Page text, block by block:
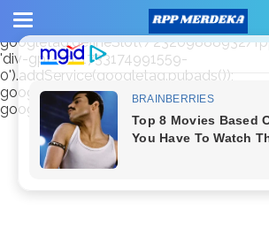
window.googletag = window.googletag ||
googletag.cmd.push(function() {
googletag.defineSlot('/23209888932/
'div-gpt-ad-1733174991559-
0').addService(googletag.pubads());
googletag.enableServices(); });